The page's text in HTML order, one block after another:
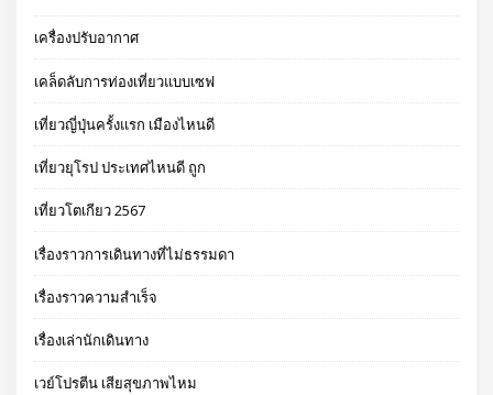
เครื่องปรับอากาศ
เคล็ดลับการท่องเที่ยวแบบเซฟ
เที่ยวญี่ปุ่นครั้งแรก เมืองไหนดี
เที่ยวยุโรป ประเทศไหนดี ถูก
เที่ยวโตเกียว 2567
เรื่องราวการเดินทางที่ไม่ธรรมดา
เรื่องราวความสำเร็จ
เรื่องเล่านักเดินทาง
เวย์โปรตีน เสียสุขภาพไหม